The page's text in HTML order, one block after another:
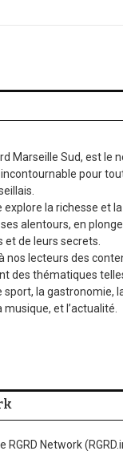
Marseille Sud, est le
pour
la richesse et
alentours, en
de leurs secrets.
nos lecteurs des
des thématiques
sport, la gastronomie,
et l’actualité.
RGRD Network